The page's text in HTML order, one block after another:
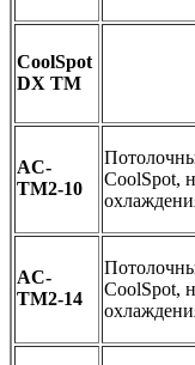
CoolSpot
DX TM
AC-
TM2-10
CoolSpot,
AC-
TM2-14
CoolSpot,